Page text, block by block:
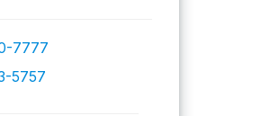
7777
5757